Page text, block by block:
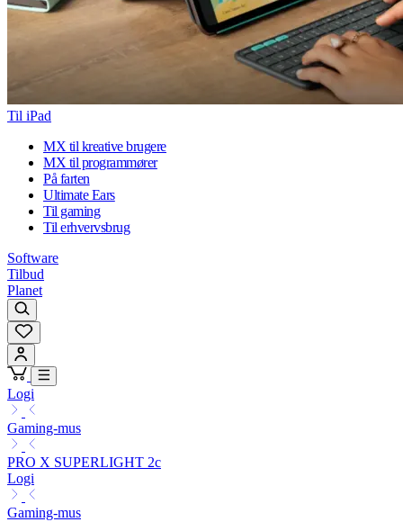
Til iPad
MX til kreative brugere
MX til programmører
På farten
Ultimate Ears
Til gaming
Til erhvervsbrug
Software
Tilbud
Planet
Logi
Gaming-mus
PRO X SUPERLIGHT 2c
Logi
Gaming-mus